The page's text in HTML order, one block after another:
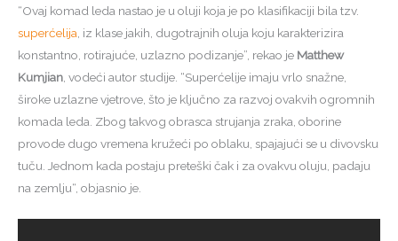
“Ovaj komad leda nastao je u oluji koja je po klasifikaciji bila tzv.
superćelija , iz klase jakih, dugotrajnih oluja koju karakterizira
konstantno, rotirajuće, uzlazno podizanje”, rekao je Matthew
Kumjian , vodeći autor studije. “Superćelije imaju vrlo snažne,
široke uzlazne vjetrove, što je ključno za razvoj ovakvih ogromnih
komada leda. Zbog takvog obrasca strujanja zraka, oborine
provode dugo vremena kružeći po oblaku, spajajući se u divovsku
tuču. Jednom kada postaju preteški čak i za ovakvu oluju, padaju
na zemlju“, objasnio je.